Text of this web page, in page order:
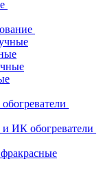
ИК обогреватели